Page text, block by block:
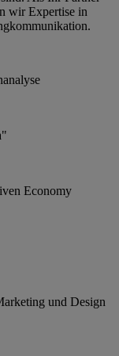
wir Expertise in
Economy
und Design